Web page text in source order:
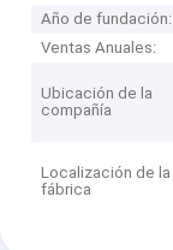
Año de fundación:
Ventas Anuales:
Ubicación de la
compañía
Localización de la
fábrica